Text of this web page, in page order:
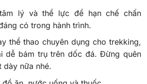
lý và thể lực để hạn chế chấn
có trong hành trình.
thể thao chuyên dụng cho trekking,
dễ bám trụ trên dốc đá. Đừng quên
dày nữa nhé.